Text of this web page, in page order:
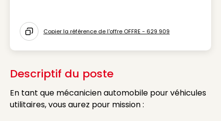
Icon copy to clipboard
Copier la référence de l'offre OFFRE - 629 909
Descriptif du poste
En tant que mécanicien automobile pour véhicules
utilitaires, vous aurez pour mission :